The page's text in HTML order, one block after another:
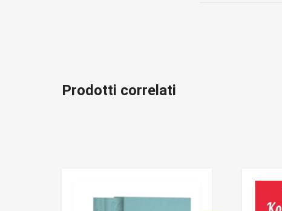
Prodotti correlati